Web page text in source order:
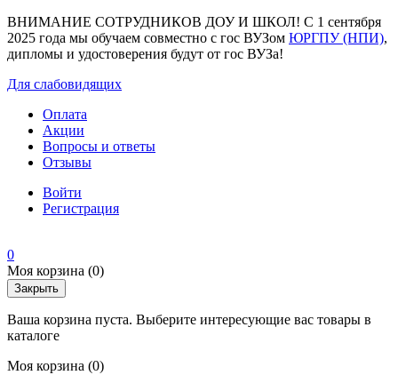
ВНИМАНИЕ СОТРУДНИКОВ ДОУ И ШКОЛ! С 1 сентября
2025 года мы обучаем совместно с гос ВУЗом ЮРГПУ (НПИ),
дипломы и удостоверения будут от гос ВУЗа!
Для слабовидящих
Оплата
Акции
Вопросы и ответы
Отзывы
Войти
Регистрация
0
Моя корзина (0)
Закрыть
Ваша корзина пуста. Выберите интересующие вас товары в
каталоге
Моя корзина (0)